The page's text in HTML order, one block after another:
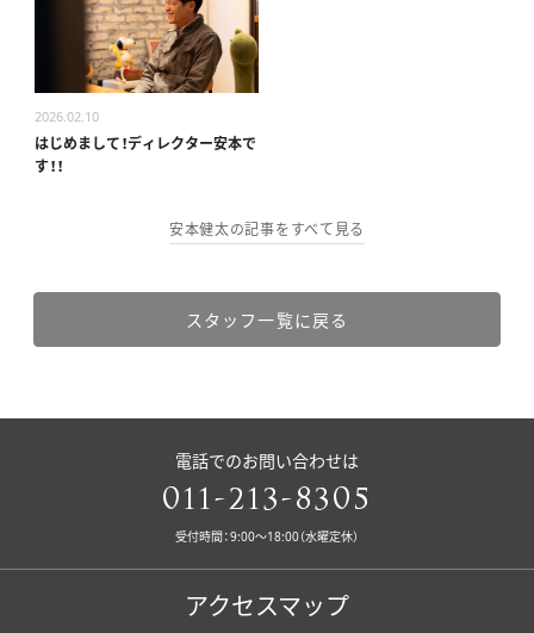
2026.02.10
はじめまして！ディレクター安本で
す！！
安本健太の記事をすべて見る
スタッフ一覧に戻る
電話でのお問い合わせは
011-213-8305
受付時間：9:00〜18:00（水曜定休）
アクセスマップ